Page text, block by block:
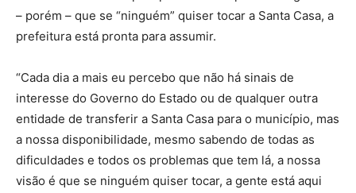
– porém – que se “ninguém” quiser tocar a Santa Casa, a
prefeitura está pronta para assumir.
“Cada dia a mais eu percebo que não há sinais de
interesse do Governo do Estado ou de qualquer outra
entidade de transferir a Santa Casa para o município, mas
a nossa disponibilidade, mesmo sabendo de todas as
dificuldades e todos os problemas que tem lá, a nossa
visão é que se ninguém quiser tocar, a gente está aqui